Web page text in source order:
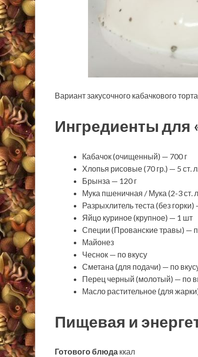
Вариант закусочного кабачкового
Ингредиенты для
Кабачок (очищенный) — 700 г
Хлопья рисовые (70 гр.) — 5 ст. л.
Брынза — 120 г
Мука пшеничная / Мука (2-3 ст.
Разрыхлитель теста (без горки)
Яйцо куриное (крупное) — 1 шт
Специи (Прованские травы) —
Майонез
Чеснок — по вкусу
Сметана (для подачи) — по
Перец черный (молотый) — по
Масло растительное (для
Пищевая и
Готового блюда ккал